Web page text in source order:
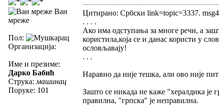
Ван
мреже
Пол:
Организација:
Име и презиме:
Дарко Бабић
Струка: машинац
Поруке: 101
Цитирано: Србски link=topic=3337.
. . . .
Ако има одступања за многе речи, а
користила,која се и данас користи у
ословљавају!
. . .
Наравно да није тешка, али ово није
Зашто се никада не каже "хералдика је
правилна, "грпска" је неправилна.